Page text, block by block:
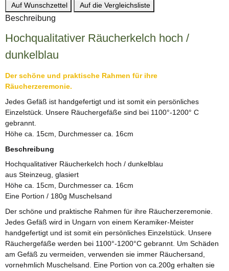
Auf Wunschzettel
Auf die Vergleichsliste
Beschreibung
Hochqualitativer Räucherkelch hoch /
dunkelblau
Der schöne und praktische Rahmen für ihre
Räucherzeremonie.
Jedes Gefäß ist handgefertigt und ist somit ein persönliches
Einzelstück. Unsere Räuchergefäße sind bei 1100°-1200° C
gebrannt.
Höhe ca. 15cm, Durchmesser ca. 16cm
Beschreibung
Hochqualitativer Räucherkelch hoch / dunkelblau
aus Steinzeug, glasiert
Höhe ca. 15cm, Durchmesser ca. 16cm
Eine Portion / 180g Muschelsand
Der schöne und praktische Rahmen für ihre Räucherzeremonie.
Jedes Gefäß wird in Ungarn von einem Keramiker-Meister
handgefertigt und ist somit ein persönliches Einzelstück. Unsere
Räuchergefäße werden bei 1100°-1200°C gebrannt. Um Schäden
am Gefäß zu vermeiden, verwenden sie immer Räuchersand,
vornehmlich Muschelsand. Eine Portion von ca.200g erhalten sie